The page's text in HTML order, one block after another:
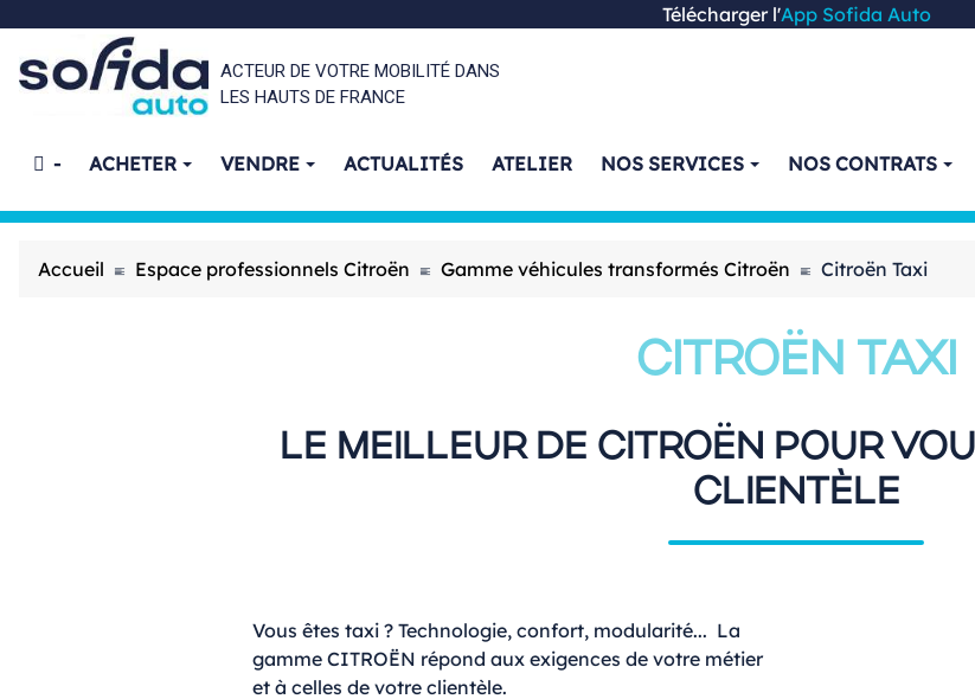
Télécharger l'App Sofida Auto
ACTEUR DE VOTRE MOBILITÉ DANS
LES HAUTS DE FRANCE
- ACHETER VENDRE ACTUALITÉS ATELIER NOS SERVICES NOS CONTRATS
Accueil Espace professionnels Citroën Gamme véhicules transformés Citroën Citroën Taxi
CITROËN TAXI
LE MEILLEUR DE CITROËN POUR
CLIENTÈLE
Vous êtes taxi ? Technologie, confort, modularité... La
gamme CITROËN répond aux exigences de votre métier
et à celles de votre clientèle.